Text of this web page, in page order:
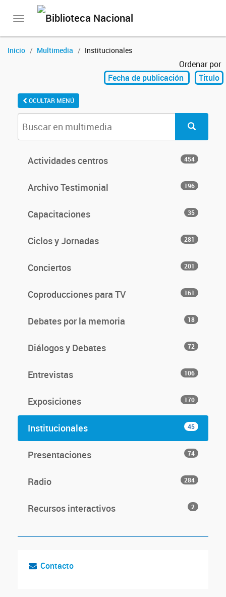
Toggle
Inicio Multimedia Institucionales
Ordenar por
Fecha de publicación
Titulo
OCULTAR MENÚ
Actividades centros 454
Archivo Testimonial 196
Capacitaciones 35
Ciclos y Jornadas 281
Conciertos 201
Coproducciones para TV 161
Debates por la memoria 18
Diálogos y Debates 72
Entrevistas 106
Exposiciones 170
Institucionales 45
Presentaciones 74
Radio 284
Recursos interactivos 2
Contacto